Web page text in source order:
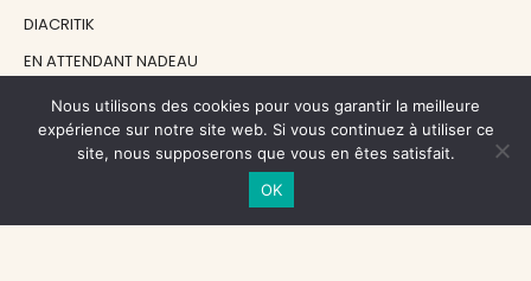
DIACRITIK
EN ATTENDANT NADEAU
NOS SOUTIENS
Nous utilisons des cookies pour vous garantir la meilleure
expérience sur notre site web. Si vous continuez à utiliser ce
site, nous supposerons que vous en êtes satisfait.
OK